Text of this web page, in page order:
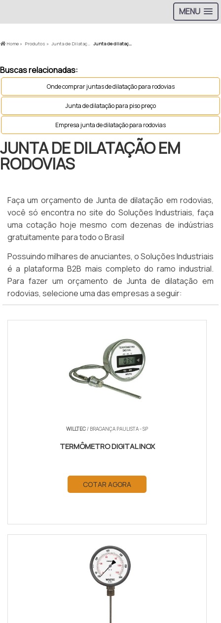
MENU
Home » Produtos » Junta de Dilatação em Rodovias » Junta de dilatação em rodovias
Buscas relacionadas:
Onde comprar juntas de dilatação para rodovias
Junta de dilatação para piso preço
Empresa junta de dilatação para rodovias
JUNTA DE DILATAÇÃO EM
RODOVIAS
Faça um orçamento de Junta de dilatação em rodovias,
você só encontra no site do Soluções Industriais, faça
uma cotação hoje mesmo com dezenas de indústrias
gratuitamente para todo o Brasil
Possuindo milhares de anuciantes, o Soluções Industriais
é a plataforma B2B mais completo do ramo industrial.
Para fazer um orçamento de Junta de dilatação em
rodovias, selecione uma das empresas a seguir:
WILLTEC/ BRAGANÇA PAULISTA - SP
TERMÔMETRO DIGITAL INOX
COTAR AGORA